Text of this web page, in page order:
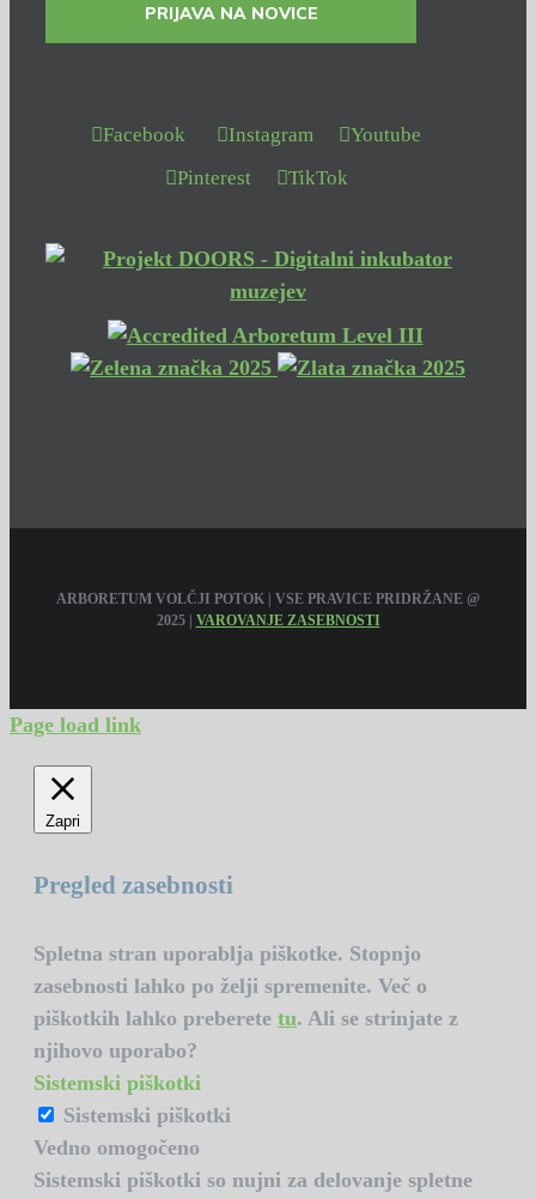
PRIJAVA NA NOVICE
Facebook Instagram
Youtube
Pinterest
TikTok
ARBORETUM VOLČJI POTOK | VSE PRAVICE PRIDRŽANE @
2025 | VAROVANJE ZASEBNOSTI
Page load link
Zapri
Pregled zasebnosti
Spletna stran uporablja piškotke. Stopnjo
zasebnosti lahko po želji spremenite. Več o
piškotkih lahko preberete tu. Ali se strinjate z
njihovo uporabo?
Sistemski piškotki
Sistemski piškotki
Vedno omogočeno
Sistemski piškotki so nujni za delovanje spletne